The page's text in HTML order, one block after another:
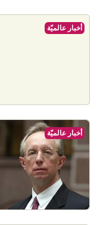
أخبار عالميّة
أخبار عالميّة